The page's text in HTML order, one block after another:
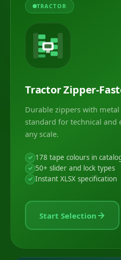
TRACTOR
Tractor Zipper-
Durable zippers with
standard for technical and
any scale.
178 tape colours in
50+ slider and lock types
Instant XLSX specification
Start Selection